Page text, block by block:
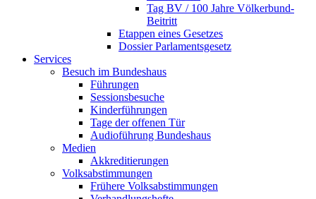
Tag BV / 100 Jahre Völkerbund-
Beitritt
Etappen eines Gesetzes
Dossier Parlamentsgesetz
Services
Besuch im Bundeshaus
Führungen
Sessionsbesuche
Kinderführungen
Tage der offenen Tür
Audioführung Bundeshaus
Medien
Akkreditierungen
Volksabstimmungen
Frühere Volksabstimmungen